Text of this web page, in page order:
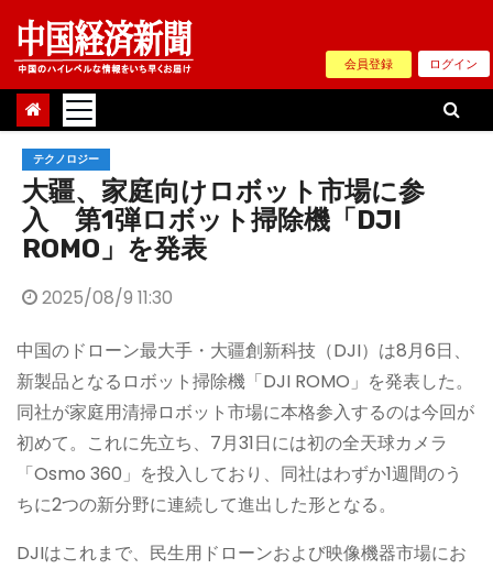
Skip
content
会員登録 ログイン
テクノロジー
大疆、家庭向けロボット市場に参
入 第1弾ロボット掃除機「DJI
ROMO」を発表
2025/08/9 11:30
中国のドローン最大手・大疆創新科技（DJI）は8月6日、
新製品となるロボット掃除機「DJI ROMO」を発表した。
同社が家庭用清掃ロボット市場に本格参入するのは今回が
初めて。これに先立ち、7月31日には初の全天球カメラ
「Osmo 360」を投入しており、同社はわずか1週間のう
ちに2つの新分野に連続して進出した形となる。
DJIはこれまで、民生用ドローンおよび映像機器市場にお